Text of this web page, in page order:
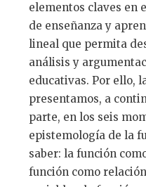
elementos claves en
de enseñanza y
lineal que permita
análisis y
educativas. Por ello,
presentamos, a
parte, en los seis
epistemología de la
saber: la función
función como